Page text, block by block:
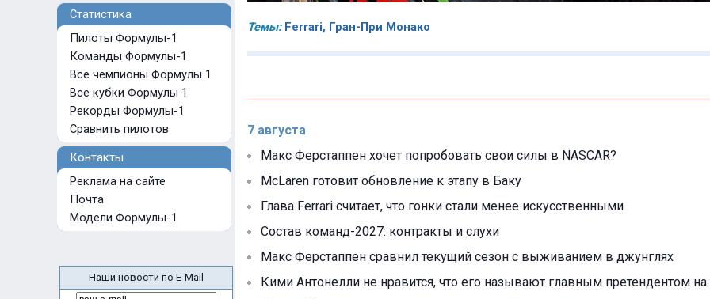
Статистика
Пилоты Формулы-1
Команды Формулы-1
Все чемпионы Формулы 1
Все кубки Формулы 1
Рекорды Формулы-1
Сравнить пилотов
Контакты
Реклама на сайте
Почта
Модели Формулы-1
Наши новости по E-Mail
Темы: Ferrari, Гран-При Монако
7 августа
Макс Ферстаппен хочет попробовать свои силы в NASCAR?
McLaren готовит обновление к этапу в Баку
Глава Ferrari считает, что гонки стали менее искусственными
Состав команд-2027: контракты и слухи
Макс Ферстаппен сравнил текущий сезон с выживанием в джунглях
Кими Антонелли не нравится, что его называют главным претендентом на